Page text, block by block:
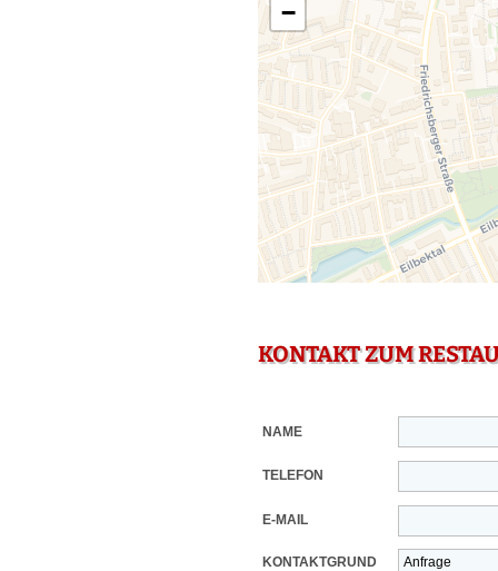
−
KONTAKT ZUM
NAME
TELEFON
E-MAIL
KONTAKTGRUND